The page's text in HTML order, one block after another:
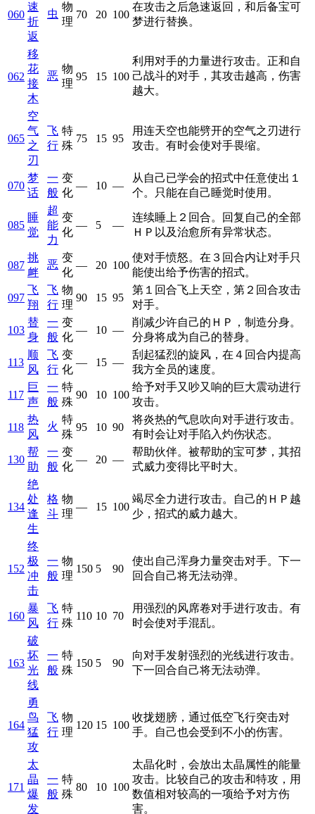
060
速
折
返
虫
物
理
70 20 100
在攻击之后急速返回，和后备宝可
梦进行替换。
062
移
花
接
木
恶
物
理
95 15 100
利用对手的力量进行攻击。正和自
己战斗的对手，其攻击越高，伤害
越大。
065
空
气
之
刃
飞
行
特
殊
75 15 95
用连天空也能劈开的空气之刃进行
攻击。有时会使对手畏缩。
070
梦
话
一
般
变
化
— 10 —
从自己已学会的招式中任意使出１
个。只能在自己睡觉时使用。
085
睡
觉
超
能
力
变
化
— 5 —
连续睡上２回合。回复自己的全部
ＨＰ以及治愈所有异常状态。
087
挑
衅
恶
变
化
— 20 100
使对手愤怒。在３回合内让对手只
能使出给予伤害的招式。
097
飞
翔
飞
行
物
理
90 15 95
第１回合飞上天空，第２回合攻击
对手。
103
替
身
一
般
变
化
— 10 —
削减少许自己的ＨＰ，制造分身。
分身将成为自己的替身。
113
顺
风
飞
行
变
化
— 15 —
刮起猛烈的旋风，在４回合内提高
我方全员的速度。
117
巨
声
一
般
特
殊
90 10 100
给予对手又吵又响的巨大震动进行
攻击。
118
热
风
火
特
殊
95 10 90
将炎热的气息吹向对手进行攻击。
有时会让对手陷入灼伤状态。
130
帮
助
一
般
变
化
— 20 —
帮助伙伴。被帮助的宝可梦，其招
式威力变得比平时大。
134
绝
处
逢
生
格
斗
物
理
— 15 100
竭尽全力进行攻击。自己的ＨＰ越
少，招式的威力越大。
152
终
极
冲
击
一
般
物
理
150 5 90
使出自己浑身力量突击对手。下一
回合自己将无法动弹。
160
暴
风
飞
行
特
殊
110 10 70
用强烈的风席卷对手进行攻击。有
时会使对手混乱。
163
破
坏
光
线
一
般
特
殊
150 5 90
向对手发射强烈的光线进行攻击。
下一回合自己将无法动弹。
164
勇
鸟
猛
攻
飞
行
物
理
120 15 100
收拢翅膀，通过低空飞行突击对
手。自己也会受到不小的伤害。
171
太
晶
爆
发
一
般
特
殊
80 10 100
太晶化时，会放出太晶属性的能量
攻击。比较自己的攻击和特攻，用
数值相对较高的一项给予对方伤
害。